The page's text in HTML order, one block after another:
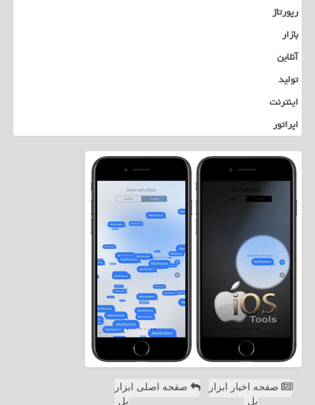
رپورتاژ
بازار
آنلاین
تولید
اینترنت
اپراتور
صفحه اخبار ابزار
پل
صفحه اصلی ابزار
پل